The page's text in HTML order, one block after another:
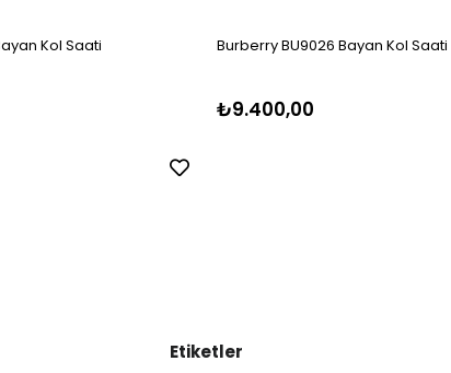
Kol Saati Burberry BU9026 Bayan Kol Saati
₺9.400,00
Etiketler